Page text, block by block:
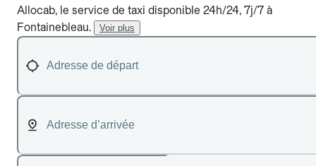
Allocab, le service de taxi disponible 24h/24, 7j/7 à
Fontainebleau.
Voir plus